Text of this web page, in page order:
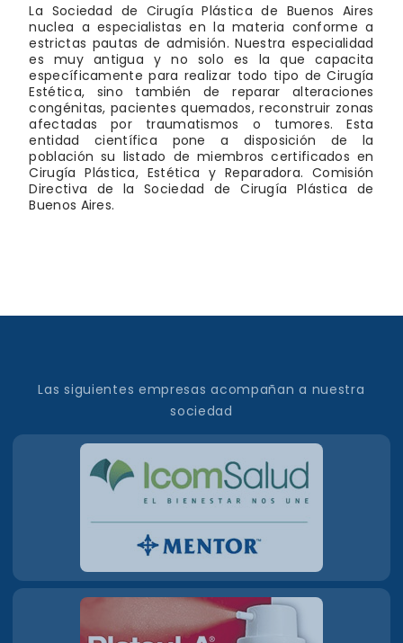
La Sociedad de Cirugía Plástica de Buenos Aires
nuclea a especialistas en la materia conforme a
estrictas pautas de admisión. Nuestra especialidad
es muy antigua y no solo es la que capacita
específicamente para realizar todo tipo de Cirugía
Estética, sino también de reparar alteraciones
congénitas, pacientes quemados, reconstruir zonas
afectadas por traumatismos o tumores. Esta
entidad científica pone a disposición de la
población su listado de miembros certificados en
Cirugía Plástica, Estética y Reparadora. Comisión
Directiva de la Sociedad de Cirugía Plástica de
Buenos Aires.
Las siguientes empresas acompañan a nuestra
sociedad